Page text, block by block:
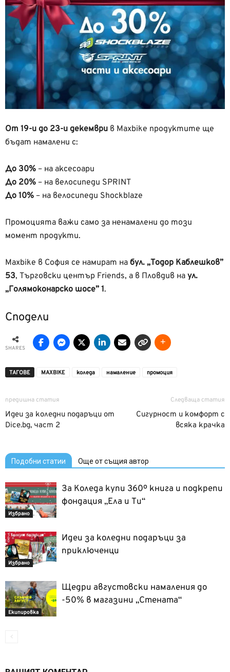
От 19-и до 23-и декември в Maxbike продуктите ще
бъдат намалени с:
До 30% – на аксесоари
До 20% – на велосипеди SPRINT
До 10% – на велосипеди Shockblaze
Промоцията важи само за ненамалени до този
момент продукти.
Maxbike в София се намират на бул. „Тодор Каблешков”
53, Търговски център Friends, а в Пловдив на ул.
„Голямоконарско шосе” 1.
Сподели
SHARES
ТАГОВЕ MAXBIKE коледа намаление промоция
предишна статия
Идеи за коледни подаръци от
Dice.bg, част 2
Следваща статия
Сигурност и комфорт с
всяка крачка
Подобни статии Още от същия автор
Избрано
За Коледа купи 360º книга и подкрепи
фондация „Ела и Ти“
Избрано
Идеи за коледни подаръци за
приключенци
Екипировка
Щедри августовски намаления до
-50% в магазини „Стената“